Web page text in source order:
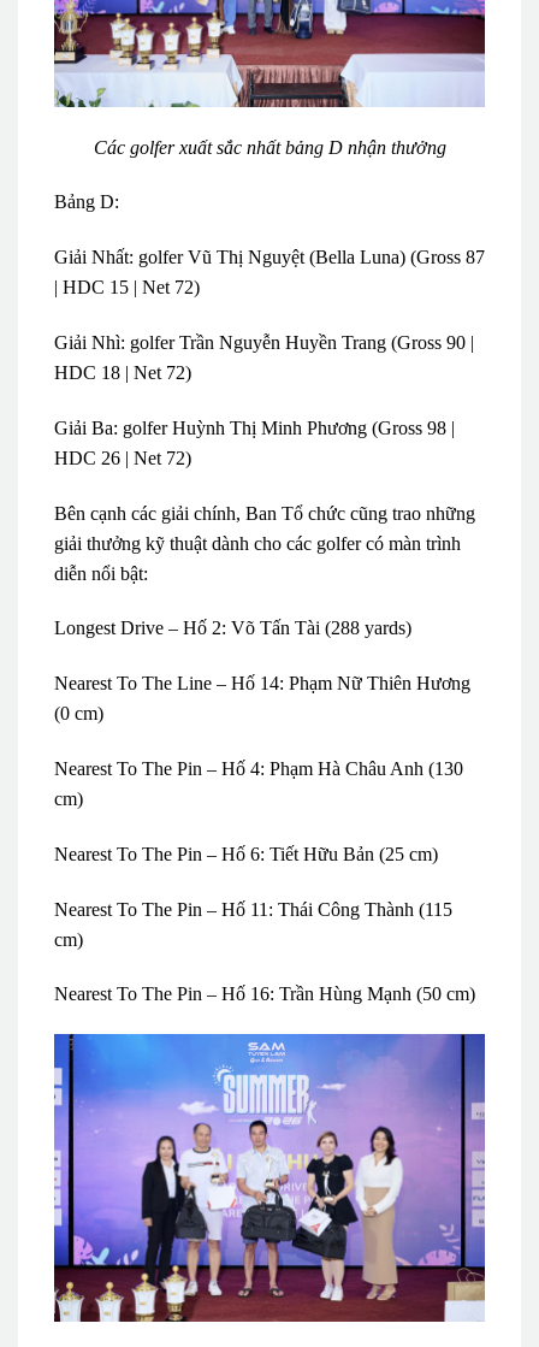
Các golfer xuất sắc nhất bảng D nhận thưởng
Bảng D:
Giải Nhất: golfer Vũ Thị Nguyệt (Bella Luna) (Gross 87
| HDC 15 | Net 72)
Giải Nhì: golfer Trần Nguyễn Huyền Trang (Gross 90 |
HDC 18 | Net 72)
Giải Ba: golfer Huỳnh Thị Minh Phương (Gross 98 |
HDC 26 | Net 72)
Bên cạnh các giải chính, Ban Tổ chức cũng trao những
giải thưởng kỹ thuật dành cho các golfer có màn trình
diễn nổi bật:
Longest Drive – Hố 2: Võ Tấn Tài (288 yards)
Nearest To The Line – Hố 14: Phạm Nữ Thiên Hương
(0 cm)
Nearest To The Pin – Hố 4: Phạm Hà Châu Anh (130
cm)
Nearest To The Pin – Hố 6: Tiết Hữu Bản (25 cm)
Nearest To The Pin – Hố 11: Thái Công Thành (115
cm)
Nearest To The Pin – Hố 16: Trần Hùng Mạnh (50 cm)